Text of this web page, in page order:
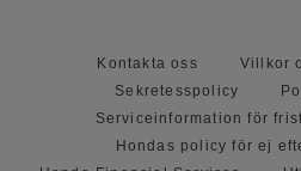
Kontakta oss
Villkor
Sekretesspolicy
Serviceinformation för
Hondas policy för ej